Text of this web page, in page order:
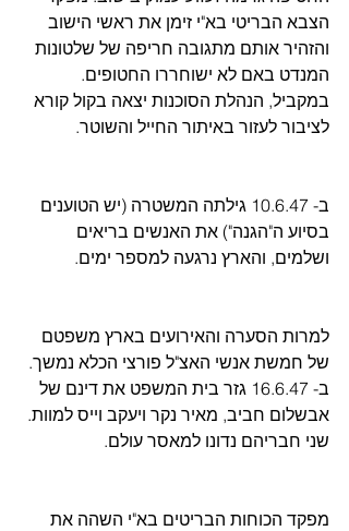
הצבא הבריטי בא"י זימן את ראשי הישוב
והזהיר אותם מתגובה חריפה של שלטונות
המנדט באם לא ישוחררו החטופים.
במקביל, הנהלת הסוכנות יצאה בקול קורא
לציבור לעזור באיתור החייל והשוטר.
ב- 10.6.47 גילתה המשטרה (יש הטוענים
בסיוע ה"הגנה") את האנשים בריאים
ושלמים, והארץ נרגעה למספר ימים.
למרות הסערה והאירועים בארץ משפטם
של חמשת אנשי האצ"ל פורצי הכלא נמשך.
ב- 16.6.47 גזר בית המשפט את דינם של
אבשלום חביב, מאיר נקר ויעקב וייס למוות.
שני חבריהם נדונו למאסר עולם.
מפקד הכוחות הבריטים בא"י השהה את